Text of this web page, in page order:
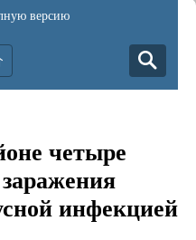
версию
четыре
инфекцией